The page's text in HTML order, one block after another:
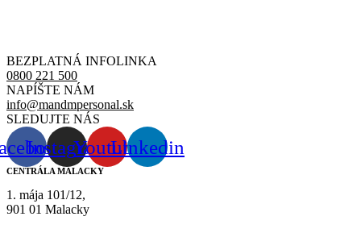
BEZPLATNÁ INFOLINKA
0800 221 500
NAPÍŠTE NÁM
info@mandmpersonal.sk
SLEDUJTE NÁS
InstagramYoutubeLinkedin
CENTRÁLA MALACKY
1. mája 101/12,
901 01 Malacky